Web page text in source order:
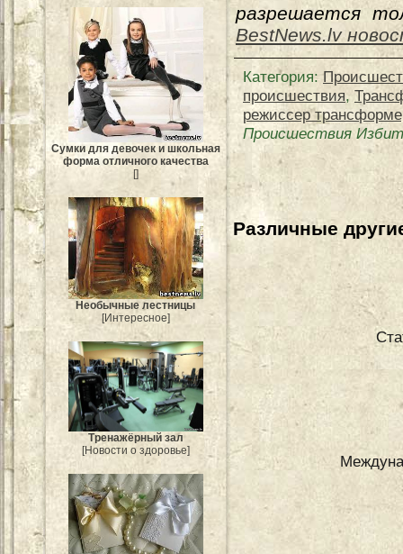
Сумки для девочек и школьная
форма отличного качества
[]
Необычные лестницы
[Интересное]
Тренажёрный зал
[Новости о здоровье]
разрешается
BestNews.lv
Категория:
происшествия,
режиссер
Происшествия
Различные